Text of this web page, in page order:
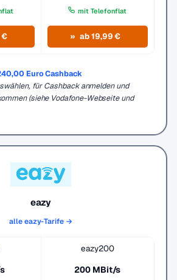
€
mit Telefonflat
ab 19,99 €
Euro Cashback
für Cashback anmelden und
(siehe Vodafone-Webseite und
eazy
alle eazy-Tarife →
eazy200
200 MBit/s